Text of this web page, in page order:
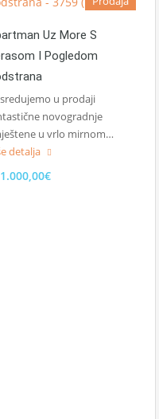
Uz More S
I Pogledom
u prodaji
novogradnje
u vrlo mirnom…
detalja